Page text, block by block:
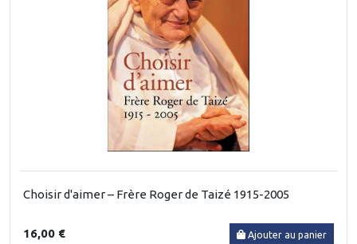
Choisir d'aimer – Frère Roger de Taizé 1915-2005
16,00 € Ajouter au panier